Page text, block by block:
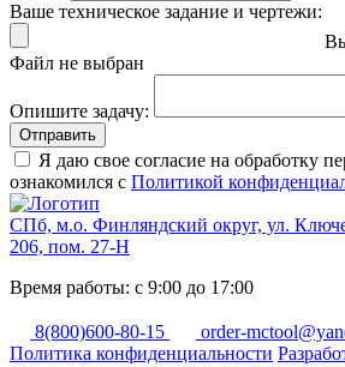
Ваше техническое задание и чертежи:
Файл не выбран
Опишите задачу:
Отправить
Я даю свое согласие на обработку
ознакомился с Политикой
СПб, м.о. Финляндский округ, ул.
206, пом. 27-Н
Время работы: с 9:00 до 17:00
8(800)600-80-15
order-
Политика конфиденциальности